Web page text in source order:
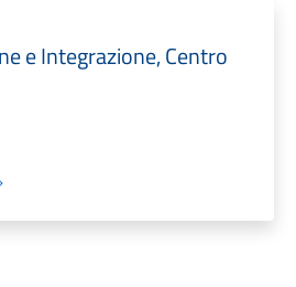
e Integrazione, Centro